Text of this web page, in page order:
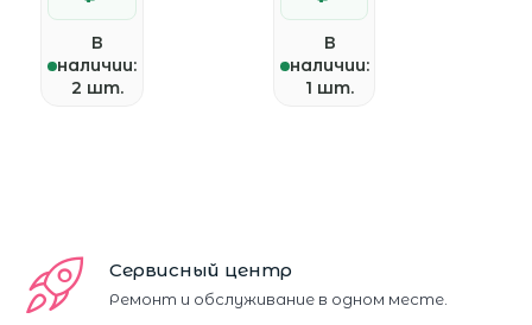
В
наличии:
2 шт.
В
наличии:
1 шт.
Сервисный центр
Ремонт и обслуживание в одном месте.